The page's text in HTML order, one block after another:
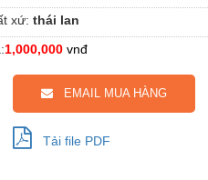
xứ: thái lan
1,000,000 vnđ
EMAIL MUA HÀNG
Tải file PDF